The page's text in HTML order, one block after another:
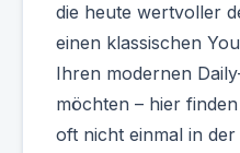
die heute wertvoller
einen klassischen
Ihren modernen
möchten – hier
oft nicht einmal in